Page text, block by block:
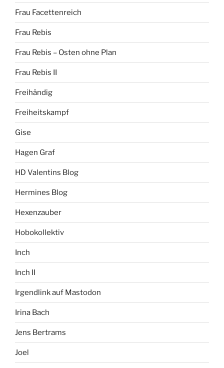
Frau Facettenreich
Frau Rebis
Frau Rebis – Osten ohne Plan
Frau Rebis II
Freihändig
Freiheitskampf
Gise
Hagen Graf
HD Valentins Blog
Hermines Blog
Hexenzauber
Hobokollektiv
Inch
Inch II
Irgendlink auf Mastodon
Irina Bach
Jens Bertrams
Joel